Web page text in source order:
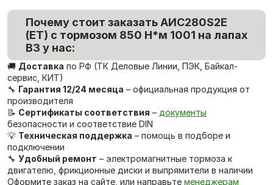
Почему стоит заказать AИC280S2Е
(ET) с тормозом 850 Н*м 1001 на лапах
В3 у нас:
🚚 Доставка по РФ (ТК Деловые Линии, ПЭК, Байкал-
сервис, КИТ)
🔧 Гарантия 12/24 месяца – официальная продукция от
производителя
📝 Сертификаты соответствия – документы
безопасности и соответствие DIN
💡 Техническая поддержка – помощь в подборе и
подключении
🔧 Удобный ремонт – электромагнитные тормоза к
двигателю, фрикционные диски и выпрямители в наличии
Оформите заказ на сайте, или направьте менеджерам